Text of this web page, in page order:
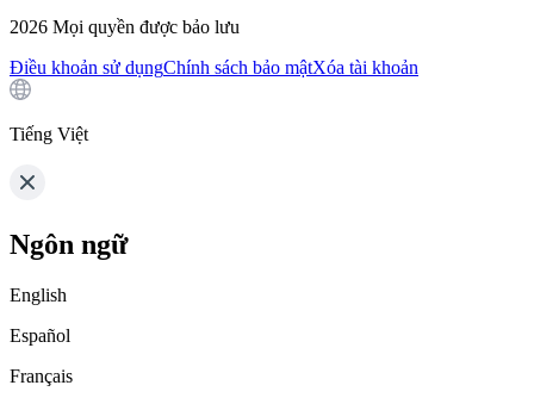
2026 Mọi quyền được bảo lưu
Điều khoản sử dụngChính sách bảo mậtXóa tài khoản
Tiếng Việt
Ngôn ngữ
English
Español
Français